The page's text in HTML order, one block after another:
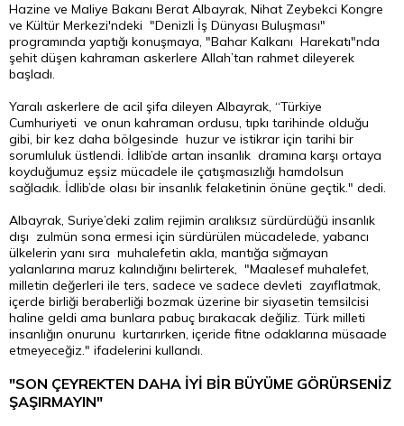
Hazine ve Maliye Bakanı Berat Albayrak, Nihat Zeybekci Kongre
ve Kültür Merkezi'ndeki "Denizli İş Dünyası Buluşması"
programında yaptığı konuşmaya, "Bahar Kalkanı Harekatı"nda
şehit düşen kahraman askerlere Allah’tan rahmet dileyerek
başladı.
Yaralı askerlere de acil şifa dileyen Albayrak, “Türkiye
Cumhuriyeti ve onun kahraman ordusu, tıpkı tarihinde olduğu
gibi, bir kez daha bölgesinde huzur ve istikrar için tarihi bir
sorumluluk üstlendi. İdlib’de artan insanlık dramına karşı ortaya
koyduğumuz eşsiz mücadele ile çatışmasızlığı hamdolsun
sağladık. İdlib’de olası bir insanlık felaketinin önüne geçtik." dedi.
Albayrak, Suriye’deki zalim rejimin aralıksız sürdürdüğü insanlık
dışı zulmün sona ermesi için sürdürülen mücadelede, yabancı
ülkelerin yanı sıra muhalefetin akla, mantığa sığmayan
yalanlarına maruz kalındığını belirterek, "Maalesef muhalefet,
milletin değerleri ile ters, sadece ve sadece devleti zayıflatmak,
içerde birliği beraberliği bozmak üzerine bir siyasetin temsilcisi
haline geldi ama bunlara pabuç bırakacak değiliz. Türk milleti
insanlığın onurunu kurtarırken, içeride fitne odaklarına müsaade
etmeyeceğiz." ifadelerini kullandı.
"SON ÇEYREKTEN DAHA İYİ BİR BÜYÜME GÖRÜRSENİZ
ŞAŞIRMAYIN"